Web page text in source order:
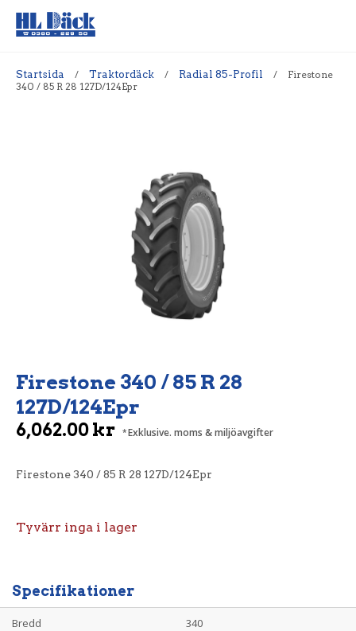
Startsida / Traktordäck / Radial 85-Profil /
Firestone
340 / 85 R 28 127D/124Epr
Firestone 340 / 85 R 28
127D/124Epr
6,062.00kr Exklusive. moms & miljöavgifter
Firestone 340 / 85 R 28 127D/124Epr
Tyvärr inga i lager
Specifikationer
Bredd 340